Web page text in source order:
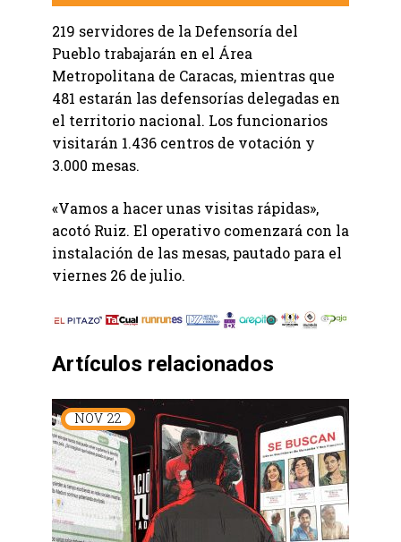
219 servidores de la Defensoría del
Pueblo trabajarán en el Área
Metropolitana de Caracas, mientras que
481 estarán las defensorías delegadas en
el territorio nacional. Los funcionarios
visitarán 1.436 centros de votación y
3.000 mesas.
«Vamos a hacer unas visitas rápidas»,
acotó Ruiz. El operativo comenzará con la
instalación de las mesas, pautado para el
viernes 26 de julio.
Artículos relacionados
NOV 22